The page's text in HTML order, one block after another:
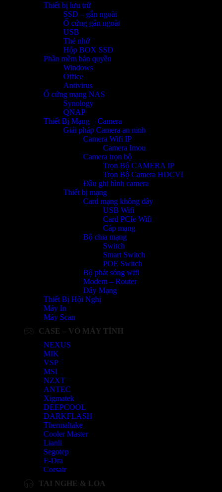
Thiết bị lưu trữ
SSD – gắn ngoài
Ổ cứng gắn ngoài
USB
Thẻ nhớ
Hộp BOX SSD
Phần mềm bản quyền
Windows
Office
Antivirus
Ổ cứng mạng NAS
Synology
QNAP
Thiết Bị Mạng – Camera
Giải pháp Camera an ninh
Camera Wifi IP
Camera Imou
Camera trọn bộ
Trọn Bộ CAMERA IP
Trọn Bộ Camera HDCVI
Đầu ghi hình camera
Thiết bị mạng
Card mạng không dây
USB Wifi
Card PCIe Wifi
Cáp mạng
Bộ chia mạng
Switch
Smart Switch
POE Switch
Bộ phát sóng wifi
Modem – Router
Dây Mạng
Thiết Bị Hội Nghị
Máy In
Máy Scan
CASE – VỎ MÁY TÍNH
NEXUS
MIK
VSP
MSI
NZXT
ANTEC
Xigmatek
DEEPCOOL
DARKFLASH
Thermaltake
Cooler Master
Lianli
Segotep
E-Dra
Corsair
TAI NGHE & LOA